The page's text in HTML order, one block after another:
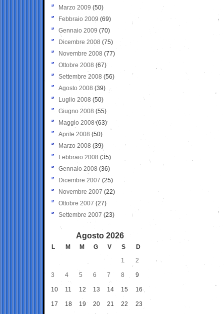
Marzo 2009 (50)
Febbraio 2009 (69)
Gennaio 2009 (70)
Dicembre 2008 (75)
Novembre 2008 (77)
Ottobre 2008 (67)
Settembre 2008 (56)
Agosto 2008 (39)
Luglio 2008 (50)
Giugno 2008 (55)
Maggio 2008(63)
Aprile 2008 (50)
Marzo 2008 (39)
Febbraio 2008 (35)
Gennaio 2008 (36)
Dicembre 2007 (25)
Novembre 2007 (22)
Ottobre 2007 (27)
Settembre 2007 (23)
Agosto 2026
L M M G V S
D
1
2
3 4 5 6 7 8 9
10 11 12 13 14 15 16
17 18 19 20 21 22 23